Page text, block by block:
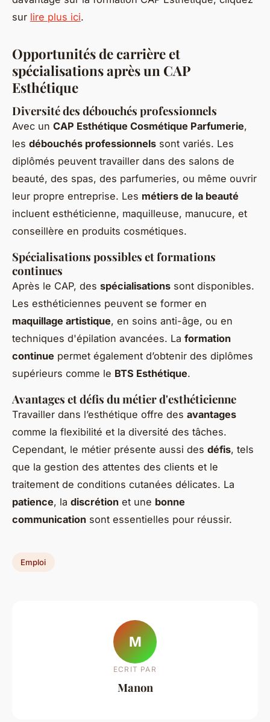
sur lire plus ici.
Opportunités de carrière et
spécialisations après un CAP
Esthétique
Diversité des débouchés professionnels
Avec un CAP Esthétique Cosmétique Parfumerie,
les débouchés professionnels sont variés. Les
diplômés peuvent travailler dans des salons de
beauté, des spas, des parfumeries, ou même ouvrir
leur propre entreprise. Les métiers de la beauté
incluent esthéticienne, maquilleuse, manucure, et
conseillère en produits cosmétiques.
Spécialisations possibles et formations
continues
Après le CAP, des spécialisations sont disponibles.
Les esthéticiennes peuvent se former en
maquillage artistique, en soins anti-âge, ou en
techniques d'épilation avancées. La formation
continue permet également d’obtenir des diplômes
supérieurs comme le BTS Esthétique.
Avantages et défis du métier d'esthéticienne
Travailler dans l’esthétique offre des avantages
comme la flexibilité et la diversité des tâches.
Cependant, le métier présente aussi des défis, tels
que la gestion des attentes des clients et le
traitement de conditions cutanées délicates. La
patience, la discrétion et une bonne
communication sont essentielles pour réussir.
Emploi
M
ECRIT PAR
Manon